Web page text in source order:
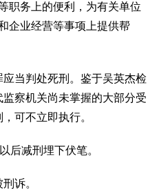
职务上的便利，为有关单位
企业经营等事项上提供帮
当判处死刑。鉴于吴英杰检
察机关尚未掌握的大部分受
可不立即执行。
减刑埋下伏笔。
诉。